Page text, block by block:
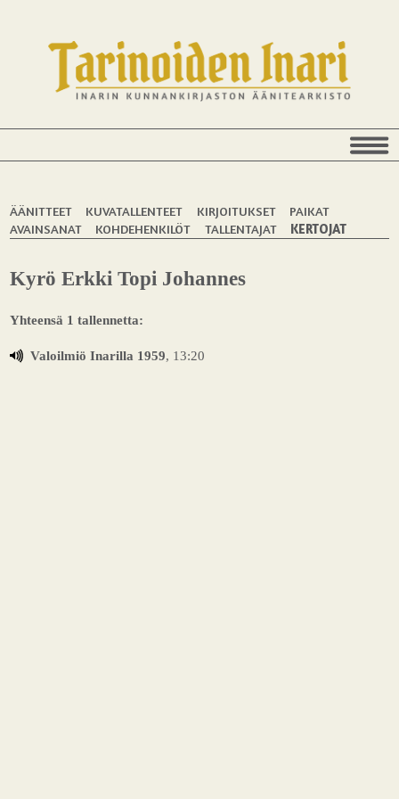
ÄÄNITTEET KUVATALLENTEET KIRJOITUKSET
PAIKAT
AVAINSANAT
KOHDEHENKILÖT TALLENTAJAT KERTOJAT
Kyrö Erkki Topi Johannes
Yhteensä 1 tallennetta:
Valoilmiö Inarilla 1959, 13:20